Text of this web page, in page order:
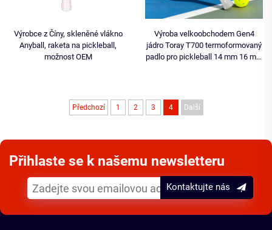
Výrobce z Číny, skleněné vlákno
Anyball, raketa na pickleball,
možnost OEM
Výroba velkoobchodem Gen4
jádro Toray T700 termoformovaný
padlo pro pickleball 14 mm 16 mm
Předchozí 1 2 3 4 Další
Přihlaste se k našemu newsletteru
Kontaktujte nás